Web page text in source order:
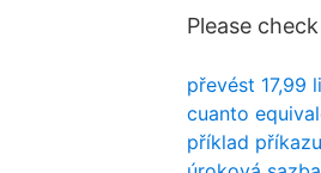
Please
převést 17,99
cuanto
příklad